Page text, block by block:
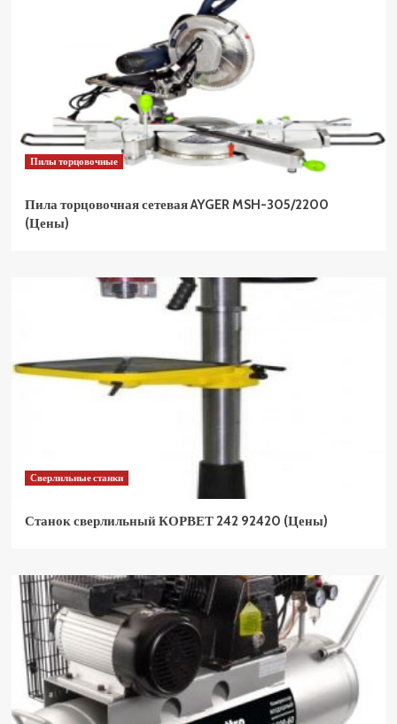
Пилы торцовочные
Пила торцовочная сетевая AYGER MSH-305/2200
(Цены)
Сверлильные станки
Станок сверлильный КОРВЕТ 242 92420 (Цены)